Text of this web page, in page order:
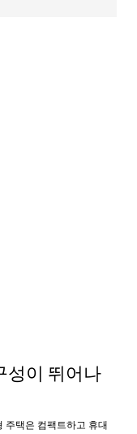
성이 뛰어나
주택은 컴팩트하고 휴대